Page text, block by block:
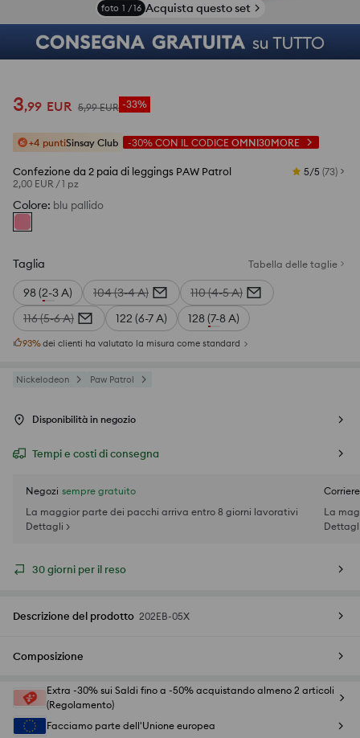
foto 1 /16 Acquista questo set
3,99 EUR 5,99 EUR -33%
+4 puntiSinsay Club -30% CON IL CODICE OMNI30MORE
Confezione da 2 paia di leggings PAW Patrol
2,00 EUR /1 pz
5/5 (73)
Colore: blu pallido
Taglia Tabella delle taglie
98 (2-3 A) 104 (3-4 A)
110 (4-5 A)
116 (5-6 A)
122 (6-7 A) 128 (7-8 A)
93%dei clienti ha valutato la misura come standard
Nickelodeon Paw Patrol
Disponibilità in negozio
Tempi e costi di consegna
Negozi sempre gratuito
La maggior parte dei pacchi arriva entro 8 giorni lavorativi
Dettagli >
La
30 giorni per il reso
Descrizione del prodotto 202EB-05X
Composizione
Extra -30% sui Saldi fino a -50% acquistando almeno 2 articoli
(Regolamento)
Facciamo parte dell'Unione europea